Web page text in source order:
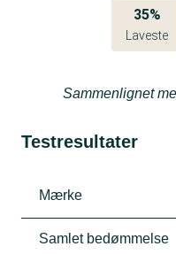
35%
Laveste
Sammenlignet
Testresultater
Mærke
Samlet bedømmelse